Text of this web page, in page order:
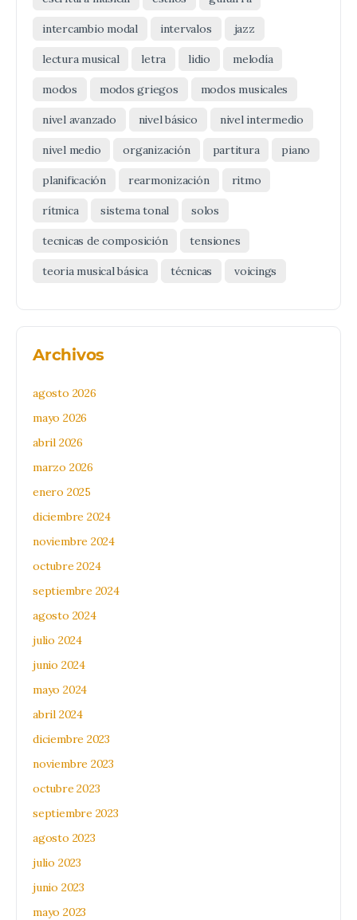
intercambio modal intervalos jazz
lectura musical letra lidio melodía
modos modos griegos modos musicales
nivel avanzado nivel básico nivel intermedio
nivel medio organización partitura piano
planificación rearmonización ritmo
rítmica sistema tonal solos
tecnicas de composición tensiones
teoria musical básica técnicas voicings
Archivos
agosto 2026
mayo 2026
abril 2026
marzo 2026
enero 2025
diciembre 2024
noviembre 2024
octubre 2024
septiembre 2024
agosto 2024
julio 2024
junio 2024
mayo 2024
abril 2024
diciembre 2023
noviembre 2023
octubre 2023
septiembre 2023
agosto 2023
julio 2023
junio 2023
mayo 2023